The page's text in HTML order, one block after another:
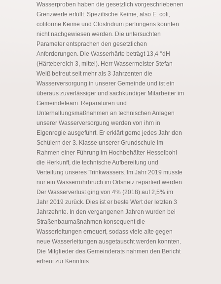
Wasserproben haben die gesetzlich vorgeschriebenen
Grenzwerte erfüllt. Spezifische Keime, also E. coli,
coliforme Keime und Clostridium perfringens konnten
nicht nachgewiesen werden. Die untersuchten
Parameter entsprachen den gesetzlichen
Anforderungen. Die Wasserhärte beträgt 13,4 °dH
(Härtebereich 3, mittel). Herr Wassermeister Stefan
Weiß betreut seit mehr als 3 Jahrzenten die
Wasserversorgung in unserer Gemeinde und ist ein
überaus zuverlässiger und sachkundiger Mitarbeiter im
Gemeindeteam. Reparaturen und
Unterhaltungsmaßnahmen an technischen Anlagen
unserer Wasserversorgung werden von ihm in
Eigenregie ausgeführt. Er erklärt gerne jedes Jahr den
Schülern der 3. Klasse unserer Grundschule im
Rahmen einer Führung im Hochbehälter Hesselbohl
die Herkunft, die technische Aufbereitung und
Verteilung unseres Trinkwassers. Im Jahr 2019 musste
nur ein Wasserrohrbruch im Ortsnetz repartiert werden.
Der Wasserverlust ging von 4% (2018) auf 2,5% im
Jahr 2019 zurück. Dies ist er beste Wert der letzten 3
Jahrzehnte. In den vergangenen Jahren wurden bei
Straßenbaumaßnahmen konsequent die
Wasserleitungen erneuert, sodass viele alte gegen
neue Wasserleitungen ausgetauscht werden konnten.
Die Mitglieder des Gemeinderats nahmen den Bericht
erfreut zur Kenntnis.